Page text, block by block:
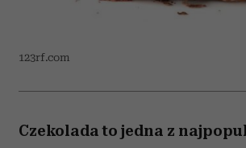
123rf.com
Czekolada to jedna z